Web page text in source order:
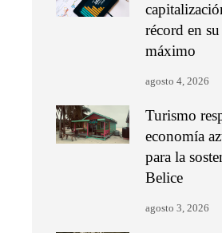
récord en
máximo
agosto 4, 2026
Turismo
economía
para la
Belice
agosto 3, 2026